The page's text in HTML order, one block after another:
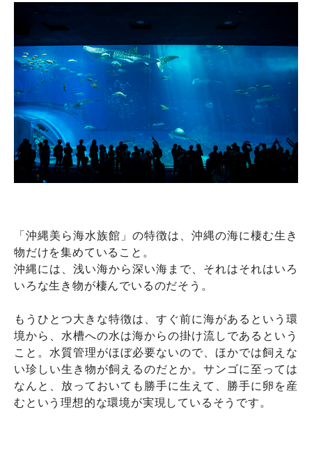
「沖縄美ら海水族館」の特徴は、沖縄の海に棲む生き
物だけを集めていること。
沖縄には、浅い海から深い海まで、それはそれはいろ
いろな生き物が棲んでいるのだそう。
もうひとつ大きな特徴は、すぐ前に海があるという環
境から、水槽への水は海からの掛け流しであるという
こと。水質管理がほぼ必要ないので、ほかでは飼えな
い珍しい生き物が飼えるのだとか。サンゴに至っては
なんと、放っておいても勝手に生えて、勝手に卵を産
むという理想的な環境が実現しているそうです。